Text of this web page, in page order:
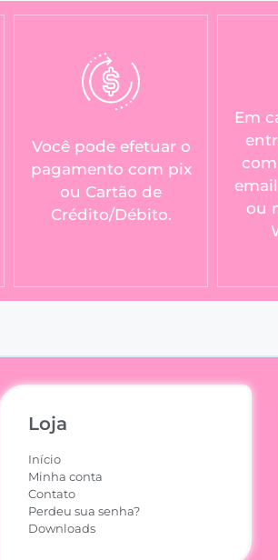
Você pode efetuar o
pagamento com pix
ou Cartão de
Crédito/Débito.
Em
ou
Loja
Início
Minha conta
Contato
Perdeu sua senha?
Downloads